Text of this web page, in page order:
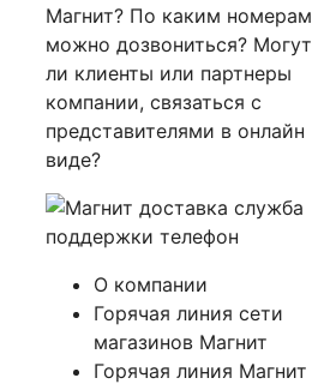
Магнит? По каким номерам
можно дозвониться? Могут
ли клиенты или партнеры
компании, связаться с
представителями в онлайн
виде?
О компании
Горячая линия сети
магазинов Магнит
Горячая линия Магнит